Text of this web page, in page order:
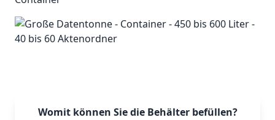
Womit können Sie die Behälter befüllen?